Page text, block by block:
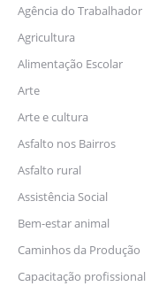
Agência do Trabalhador
Agricultura
Alimentação Escolar
Arte
Arte e cultura
Asfalto nos Bairros
Asfalto rural
Assistência Social
Bem-estar animal
Caminhos da Produção
Capacitação profissional